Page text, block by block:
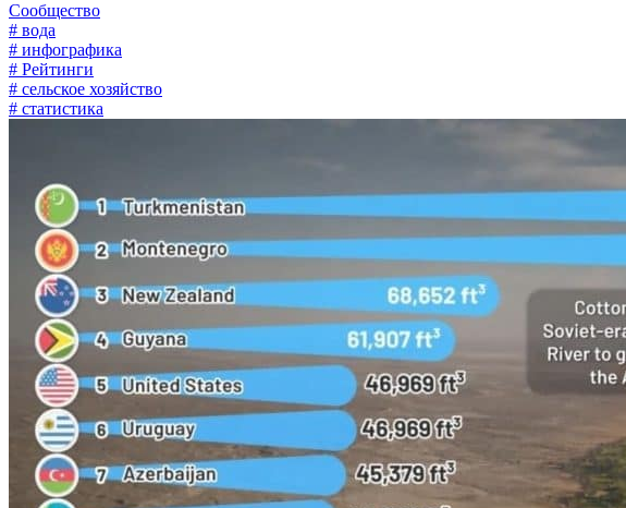
Сообщество
# вода
# инфографика
# Рейтинги
# сельское хозяйство
# статистика